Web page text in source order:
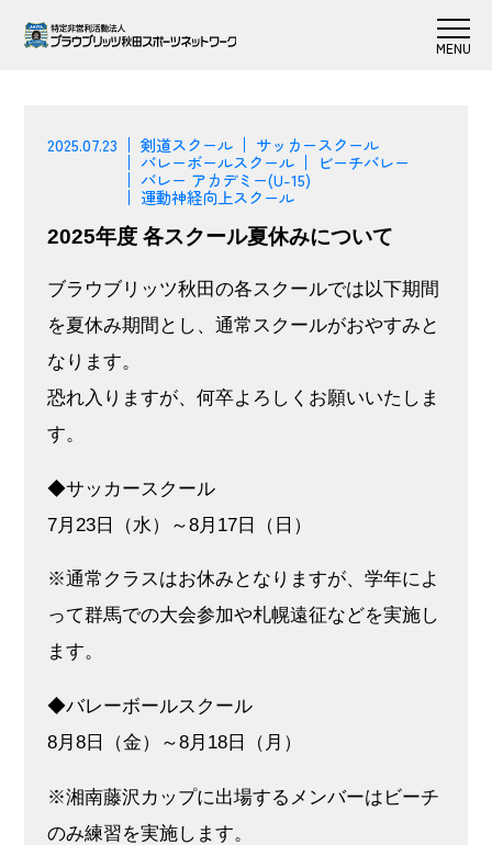
2025.07.23 剣道スクール サッカースクール
バレーボールスクール ビーチバレー
バレー アカデミー(U-15)
運動神経向上スクール
2025年度 各スクール夏休みについて
ブラウブリッツ秋田の各スクールでは以下期間
を夏休み期間とし、通常スクールがおやすみと
なります。
恐れ入りますが、何卒よろしくお願いいたしま
す。
◆サッカースクール
7月23日（水）～8月17日（日）
※通常クラスはお休みとなりますが、学年によ
って群馬での大会参加や札幌遠征などを実施し
ます。
◆バレーボールスクール
8月8日（金）～8月18日（月）
※湘南藤沢カップに出場するメンバーはビーチ
のみ練習を実施します。